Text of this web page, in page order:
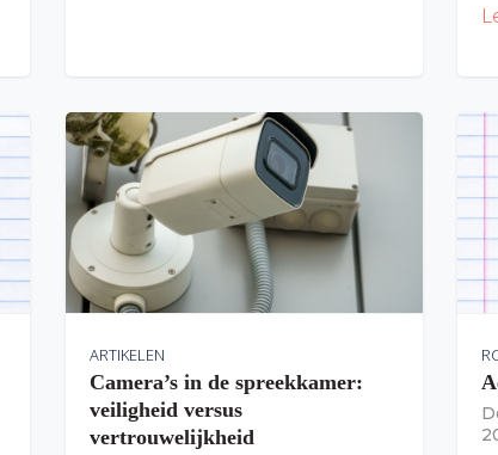
ARTIKELEN
Camera’s in de spreekkamer:
veiligheid versus
vertrouwelijkheid